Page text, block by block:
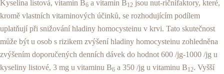
Kyselina listová, vitamin B6 a vitamin B12 jsou nut-ričnífaktory, které,
kromě vlastních vitaminových účin­ků, se rozhodujícím podílem
uplatňují při snižování hladiny homocysteinu v krvi. Tato skutečnost
může být u osob s rizikem zvýšení hladiny homocysteinu zohledněna
zvýšením doporučených denních dávek do hodnot 600 /jg-1000 /jg u
kyseliny listové, 3 mg u vitaminu B6 a 350 /jg u vitaminu B12. Vyšší